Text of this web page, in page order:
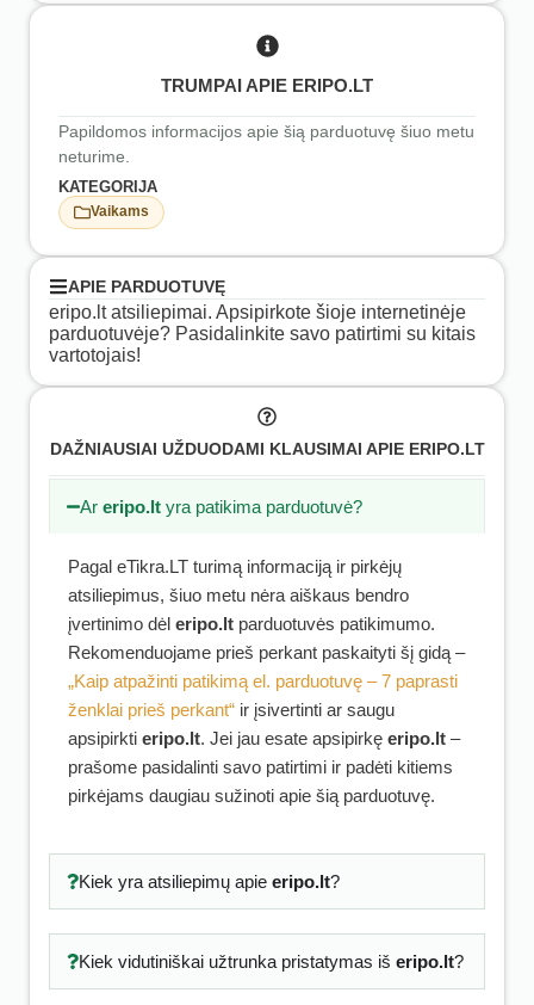
TRUMPAI APIE ERIPO.LT
Papildomos informacijos apie šią parduotuvę šiuo metu
neturime.
KATEGORIJA
Vaikams
APIE PARDUOTUVĘ
eripo.lt atsiliepimai. Apsipirkote šioje internetinėje
parduotuvėje? Pasidalinkite savo patirtimi su kitais
vartotojais!
DAŽNIAUSIAI UŽDUODAMI KLAUSIMAI APIE ERIPO.LT
Areripo.lt yra patikima parduotuvė?
Pagal eTikra.LT turimą informaciją ir pirkėjų
atsiliepimus, šiuo metu nėra aiškaus bendro
įvertinimo dėl eripo.lt parduotuvės patikimumo.
Rekomenduojame prieš perkant paskaityti šį gidą –
„Kaip atpažinti patikimą el. parduotuvę – 7 paprasti
ženklai prieš perkant“ ir įsivertinti ar saugu
apsipirkti eripo.lt. Jei jau esate apsipirkę eripo.lt –
prašome pasidalinti savo patirtimi ir padėti kitiems
pirkėjams daugiau sužinoti apie šią parduotuvę.
Kiek yra atsiliepimų apie eripo.lt?
Kiek vidutiniškai užtrunka pristatymas iš eripo.lt?